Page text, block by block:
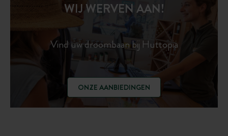
WIJ WERVEN AAN!
Vind uw droombaan bij Huttopia
ONZE AANBIEDINGEN